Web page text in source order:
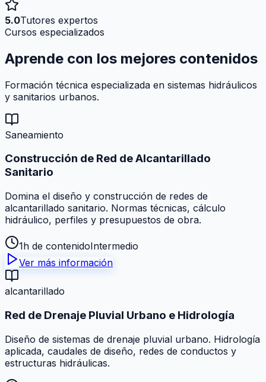
5.0Tutores expertos
Cursos especializados
Aprende con los mejores contenidos
Formación técnica especializada en sistemas hidráulicos
y sanitarios urbanos.
Saneamiento
Construcción de Red de Alcantarillado
Sanitario
Domina el diseño y construcción de redes de
alcantarillado sanitario. Normas técnicas, cálculo
hidráulico, perfiles y presupuestos de obra.
1h de contenidoIntermedio
Ver más información
alcantarillado
Red de Drenaje Pluvial Urbano e Hidrología
Diseño de sistemas de drenaje pluvial urbano. Hidrología
aplicada, caudales de diseño, redes de conductos y
estructuras hidráulicas.